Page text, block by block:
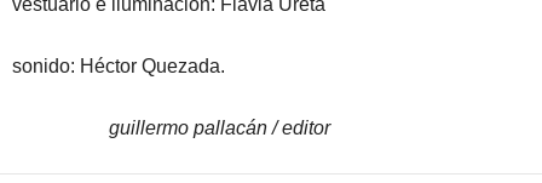
vestuario e iluminación: Flavia Ureta
sonido: Héctor Quezada.
guillermo pallacán / editor